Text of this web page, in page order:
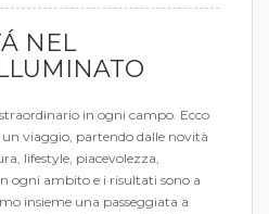
NEL
in ogni campo. Ecco
viaggio, partendo dalle novità
lifestyle, piacevolezza,
ogni ambito e i risultati sono a
insieme una passeggiata a